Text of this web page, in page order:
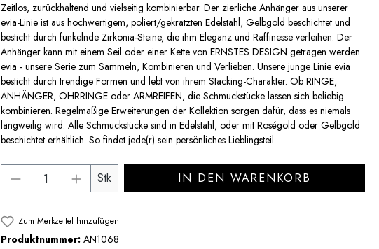
Zeitlos, zurückhaltend und vielseitig kombinierbar. Der zierliche Anhänger aus unserer
evia-Linie ist aus hochwertigem, poliert/gekratzten Edelstahl, Gelbgold beschichtet und
besticht durch funkelnde Zirkonia-Steine, die ihm Eleganz und Raffinesse verleihen. Der
Anhänger kann mit einem Seil oder einer Kette von ERNSTES DESIGN getragen werden.
evia - unsere Serie zum Sammeln, Kombinieren und Verlieben. Unsere junge Linie evia
besticht durch trendige Formen und lebt von ihrem Stacking-Charakter. Ob RINGE,
ANHÄNGER, OHRRINGE oder ARMREIFEN, die Schmuckstücke lassen sich beliebig
kombinieren. Regelmäßige Erweiterungen der Kollektion sorgen dafür, dass es niemals
langweilig wird. Alle Schmuckstücke sind in Edelstahl, oder mit Roségold oder Gelbgold
beschichtet erhältlich. So findet jede(r) sein persönliches Lieblingsteil.
Produkt Anzahl: Gib den gewünschten Wert ein
Stk IN DEN WARENKORB
Zum Merkzettel hinzufügen
Produktnummer: AN1068